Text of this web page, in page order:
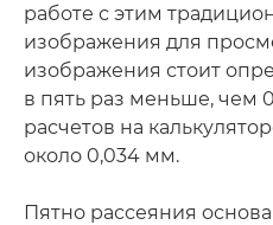
работе с этим
изображения для
изображения стоит
в пять раз меньше, чем
расчетов на
около 0,034 мм.
Пятно рассеяния